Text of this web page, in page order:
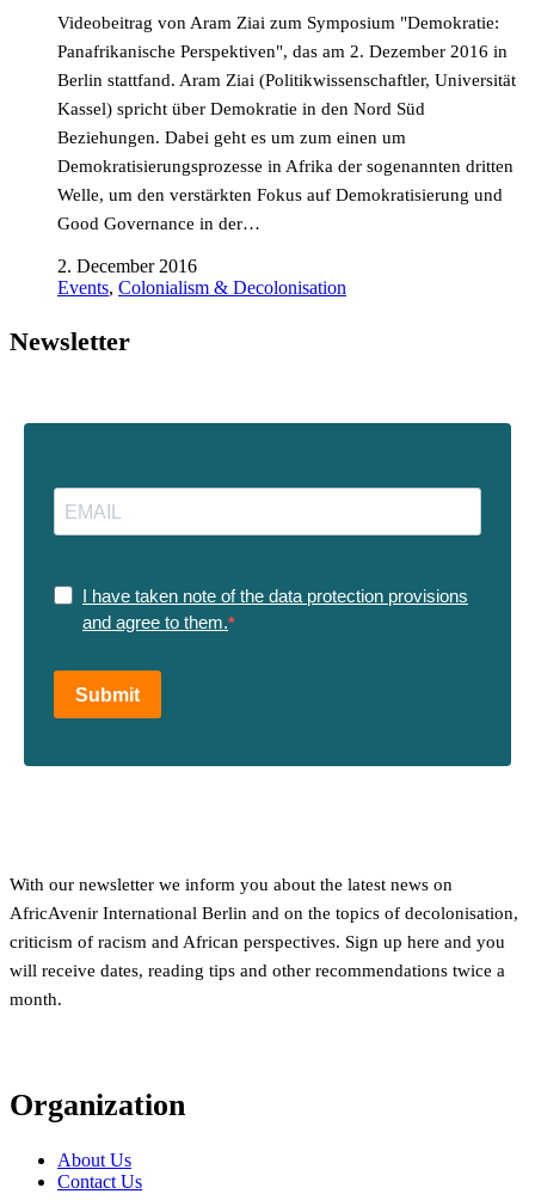
Videobeitrag von Aram Ziai zum Symposium "Demokratie:
Panafrikanische Perspektiven", das am 2. Dezember 2016 in
Berlin stattfand. Aram Ziai (Politikwissenschaftler, Universität
Kassel) spricht über Demokratie in den Nord Süd
Beziehungen. Dabei geht es um zum einen um
Demokratisierungsprozesse in Afrika der sogenannten dritten
Welle, um den verstärkten Fokus auf Demokratisierung und
Good Governance in der…
2. December 2016
Events, Colonialism & Decolonisation
Newsletter
I have taken note of the data protection provisions
and agree to them.
Submit
With our newsletter we inform you about the latest news on
AfricAvenir International Berlin and on the topics of decolonisation,
criticism of racism and African perspectives. Sign up here and you
will receive dates, reading tips and other recommendations twice a
month.
Organization
About Us
Contact Us